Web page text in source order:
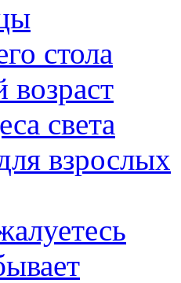
стола
света
взрослых